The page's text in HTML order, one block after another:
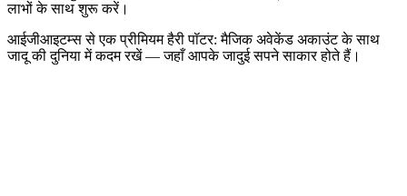
लाभों के साथ शुरू करें।
आईजीआइटम्स से एक प्रीमियम हैरी पॉटर: मैजिक अवेकेंड अकाउंट के साथ
जादू की दुनिया में कदम रखें — जहाँ आपके जादुई सपने साकार होते हैं।